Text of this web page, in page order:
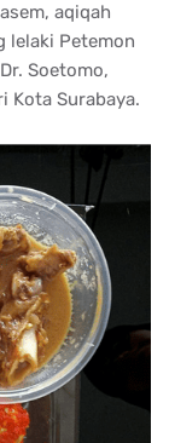
aqiqah
lelaki Petemon
Soetomo,
Kota Surabaya.